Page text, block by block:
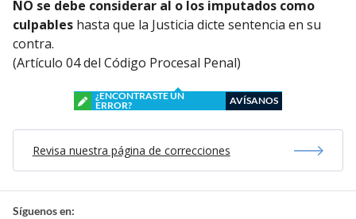
NO se debe considerar al o los imputados como
culpables hasta que la Justicia dicte sentencia en su
contra.
(Artículo 04 del Código Procesal Penal)
¿ENCONTRASTE UN
ERROR?
AVÍSANOS
Revisa nuestra página de correcciones
Síguenos en: